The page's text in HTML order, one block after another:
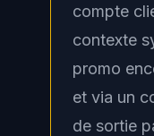
compte
contexte
promo
et via un
de sortie